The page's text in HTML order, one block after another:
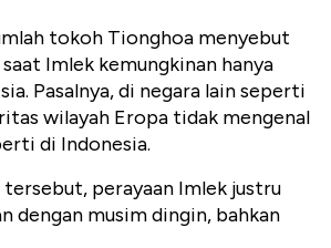
tokoh Tionghoa menyebut
Imlek kemungkinan hanya
Pasalnya, di negara lain seperti
wilayah Eropa tidak mengenal
di Indonesia.
tersebut, perayaan Imlek justru
dengan musim dingin, bahkan